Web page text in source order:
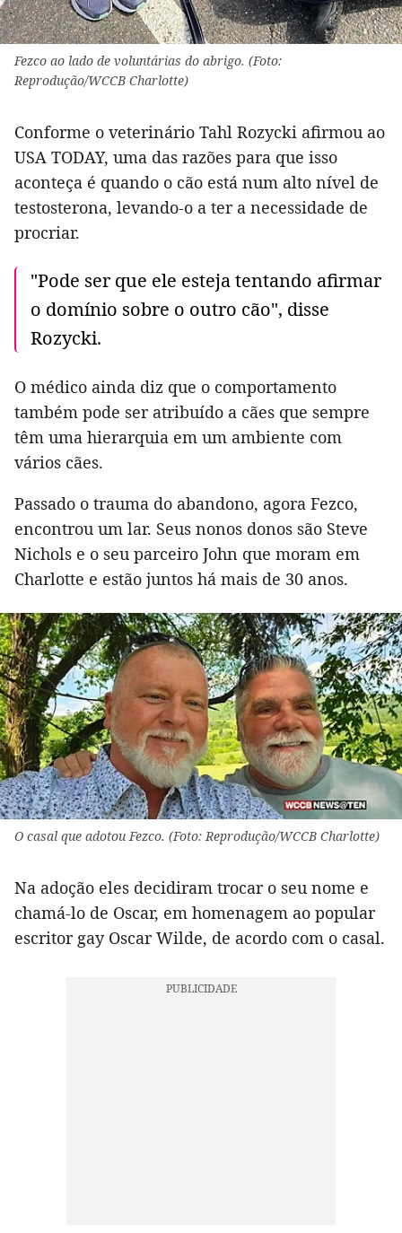
Fezco ao lado de voluntárias do abrigo. (Foto:
Reprodução/WCCB Charlotte)
Conforme o veterinário Tahl Rozycki afirmou ao
USA TODAY, uma das razões para que isso
aconteça é quando o cão está num alto nível de
testosterona, levando-o a ter a necessidade de
procriar.
"Pode ser que ele esteja tentando afirmar
o domínio sobre o outro cão", disse
Rozycki.
O médico ainda diz que o comportamento
também pode ser atribuído a cães que sempre
têm uma hierarquia em um ambiente com
vários cães.
Passado o trauma do abandono, agora Fezco,
encontrou um lar. Seus nonos donos são Steve
Nichols e o seu parceiro John que moram em
Charlotte e estão juntos há mais de 30 anos.
O casal que adotou Fezco. (Foto: Reprodução/WCCB Charlotte)
Na adoção eles decidiram trocar o seu nome e
chamá-lo de Oscar, em homenagem ao popular
escritor gay Oscar Wilde, de acordo com o casal.